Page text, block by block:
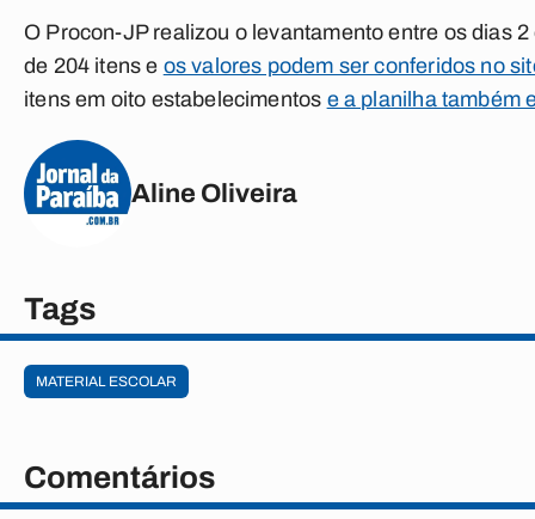
O Procon-JP realizou o levantamento entre os dias
de 204 itens e os valores podem ser conferidos no
itens em oito estabelecimentos e a planilha também
Aline Oliveira
Tags
MATERIAL ESCOLAR
Comentários